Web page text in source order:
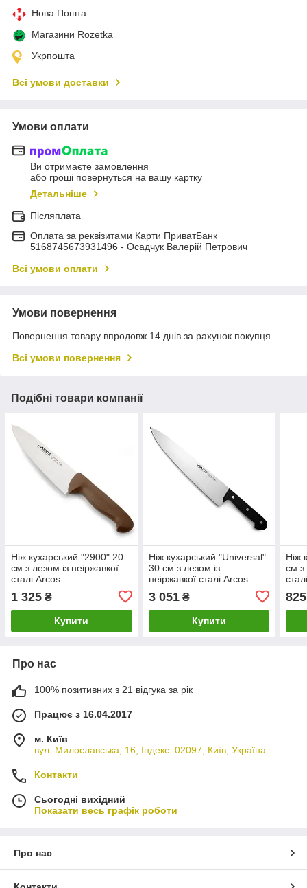
Нова Пошта
Магазини Rozetka
Укрпошта
Всі умови доставки
Умови оплати
Ви отримаєте замовлення
або гроші повернуться на вашу картку
Детальніше
Післяплата
Оплата за реквізитами Карти ПриватБанк
5168745673931496 - Осадчук Валерій Петрович
Всі умови оплати
Умови повернення
Повернення товару впродовж 14 днів за рахунок покупця
Всі умови повернення
Подібні товари компанії
Ніж кухарський "2900" 20
см з лезом із неіржавкої
сталі Arcos
1 325 ₴
Купити
Ніж кухарський "Universal"
30 см з лезом із
неіржавкої сталі Arcos
3 051₴
Купити
Ніж
см з
825
Про нас
100% позитивних з 21 відгука за рік
Працює з 16.04.2017
м. Київ
вул. Милославська, 16, Індекс: 02097, Київ, Україна
Контакти
Сьогодні вихідний
Показати весь графік роботи
Про нас